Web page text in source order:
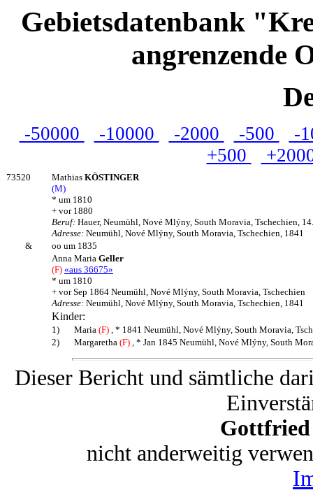
Gebietsdatenbank
angrenzende
-50000 -10000 -2000 -500
-
+500
73520 Mathias KÖSTINGER
(M)
* um 1810
+ vor 1880
Beruf: Hauer, Neumühl, Nové Mlýny, South Moravia, Tschechien,
Adresse: Neumühl, Nové Mlýny, South Moravia, Tschechien, 1841
&
oo um 1835
Anna Maria Geller
(F) «aus 36675»
* um 1810
+ vor Sep 1864 Neumühl, Nové Mlýny, South Moravia, Tschechien
Adresse: Neumühl, Nové Mlýny, South Moravia, Tschechien, 1841
Kinder:
1) Maria (F) , * 1841 Neumühl, Nové Mlýny, South Moravia,
2)
Margaretha (F) , * Jan 1845 Neumühl, Nové Mlýny, South
Dieser Bericht und sämtliche
Gottfried
nicht anderweitig